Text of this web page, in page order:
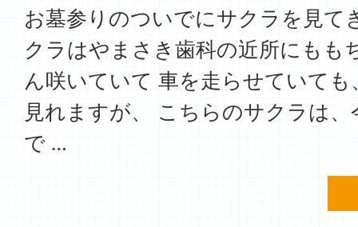
お墓参りのついでにサクラを見て
クラはやまさき歯科の近所にもも
ん咲いていて 車を走らせていても
見れますが、 こちらのサクラは、
で …